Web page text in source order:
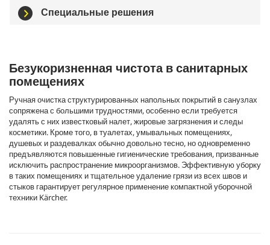
Специальные решения
Безукоризненная чистота в санитарных
помещениях
Ручная очистка структурированных напольных покрытий в санузлах
сопряжена с большими трудностями, особенно если требуется
удалять с них известковый налет, жировые загрязнения и следы
косметики. Кроме того, в туалетах, умывальных помещениях,
душевых и раздевалках обычно довольно тесно, но одновременно
предъявляются повышенные гигиенические требования, призванные
исключить распространение микроорганизмов. Эффективную уборку
в таких помещениях и тщательное удаление грязи из всех швов и
стыков гарантирует регулярное применение компактной уборочной
техники Kärcher.